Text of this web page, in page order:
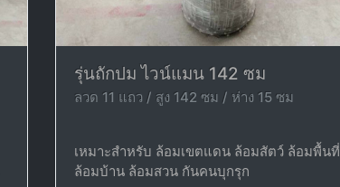
รุ่นถักปม ไวน์แมน 142 ซม
ลวด 11 แถว / สูง 142 ซม / ห่าง 15 ซม
เหมาะสำหรับ ล้อมเขตแดน ล้อมสัตว์ ล้อมพื้นที่
ล้อมบ้าน ล้อมสวน กันคนบุกรุก